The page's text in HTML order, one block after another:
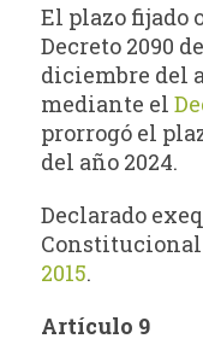
El plazo fijado
Decreto 2090
diciembre del
mediante el
prorrogó el
del año 2024.
Declarado
2015.
Artículo 9